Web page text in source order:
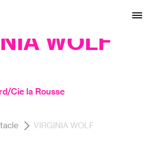
WOLF
Cie la Rousse
VIRGINIA WOLF